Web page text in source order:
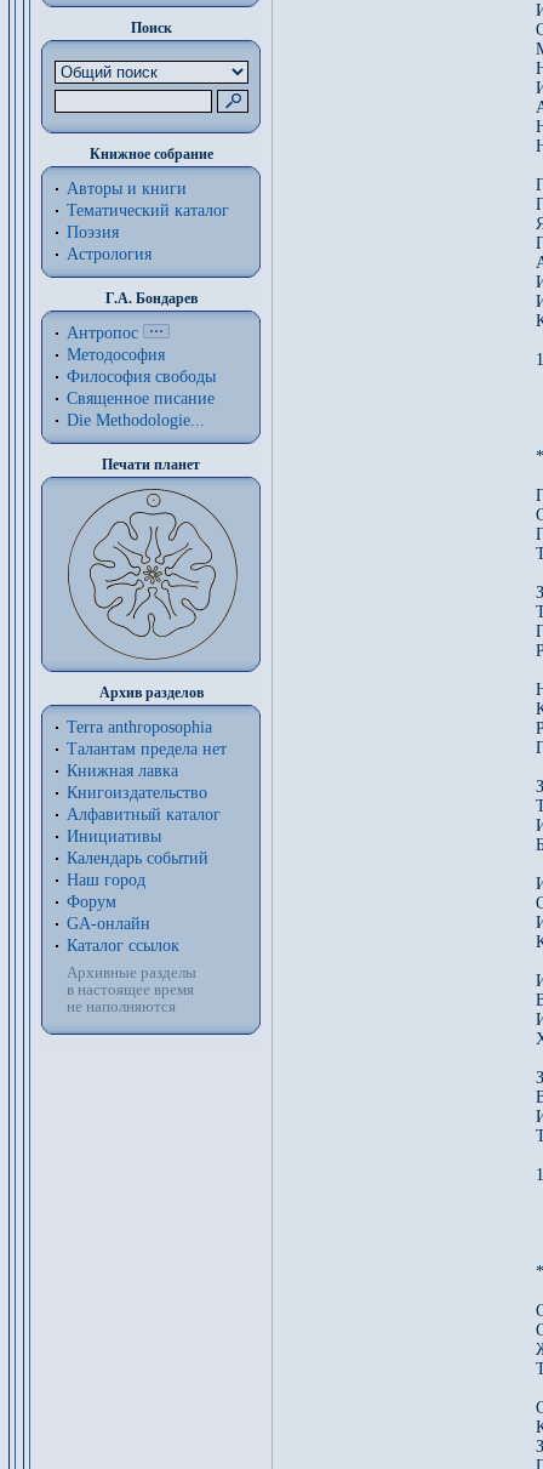
Поиск
Книжное собрание
Авторы и книги
Тематический каталог
Поэзия
Астрология
Г.А. Бондарев
Антропос
Методософия
Философия cвободы
Священное писание
Die Methodologie...
Печати планет
Архив разделов
Terra anthroposophia
Талантам предела нет
Книжная лавка
Книгоиздательство
Алфавитный каталог
Инициативы
Календарь событий
Наш город
Форум
GA-онлайн
Каталог ссылок
Архивные разделы
в настоящее время
не наполняются